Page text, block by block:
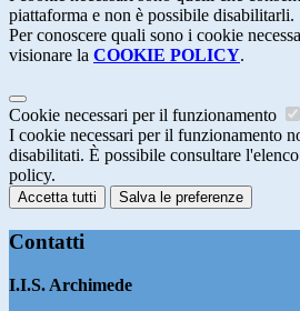
piattaforma e non è possibile disabilitarli.
Per conoscere quali sono i cookie
visionare la COOKIE POLICY.
Cookie necessari per il funzionamento
I cookie necessari per il funzionamento
disabilitati. È possibile consultare
policy.
Accetta tutti Salva le preferenze
Contatti
I.I.S. Archimede